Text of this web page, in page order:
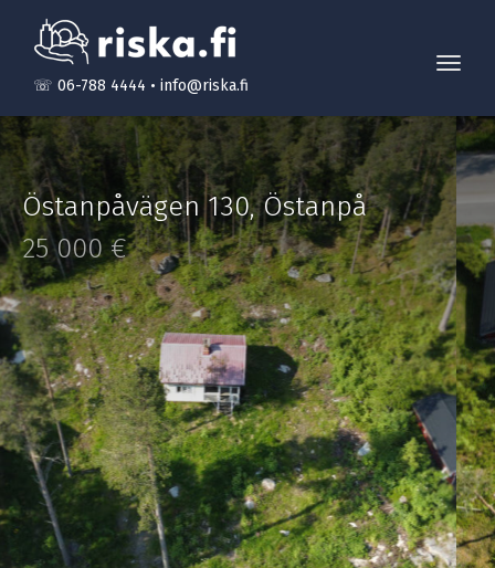
☏ 06-788 4444 • info@riska.fi
Östanpåvägen 130,Östanpå
25 000 €